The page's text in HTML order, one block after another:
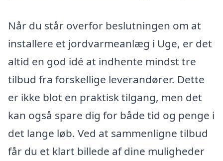
Når du står overfor beslutningen om at
installere et jordvarmeanlæg i Uge, er det
altid en god idé at indhente mindst tre
tilbud fra forskellige leverandører. Dette
er ikke blot en praktisk tilgang, men det
kan også spare dig for både tid og penge i
det lange løb. Ved at sammenligne tilbud
får du et klart billede af dine muligheder